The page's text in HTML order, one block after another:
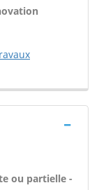
ou partielle -